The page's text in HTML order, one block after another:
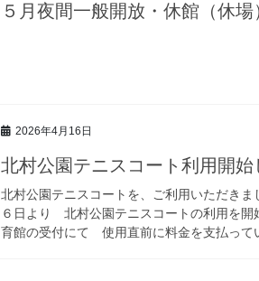
５月夜間一般開放・休館（休
2026年4月16日
北村公園テニスコート利用開始
北村公園テニスコートを、ご利用いただき
６日より 北村公園テニスコートの利用を
育館の受付にて 使用直前に料金を支払っ